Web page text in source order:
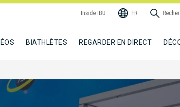
Inside IBU FR
BIATHLÈTES REGARDER EN DIRECT